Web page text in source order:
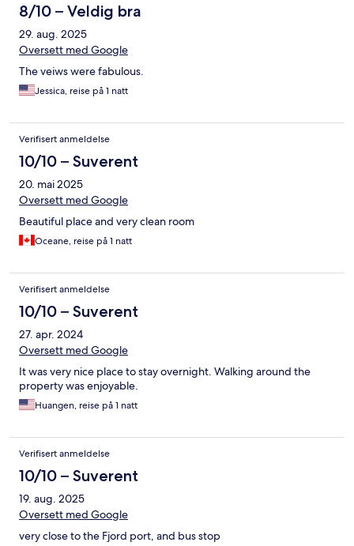
8/10 – Veldig bra
29. aug. 2025
Oversett med Google
The veiws were fabulous.
Jessica, reise på 1 natt
Verifisert anmeldelse
10/10 – Suverent
20. mai 2025
Oversett med Google
Beautiful place and very clean room
Oceane, reise på 1 natt
Verifisert anmeldelse
10/10 – Suverent
27. apr. 2024
Oversett med Google
It was very nice place to stay overnight. Walking around the
property was enjoyable.
Huangen, reise på 1 natt
Verifisert anmeldelse
10/10 – Suverent
19. aug. 2025
Oversett med Google
very close to the Fjord port, and bus stop